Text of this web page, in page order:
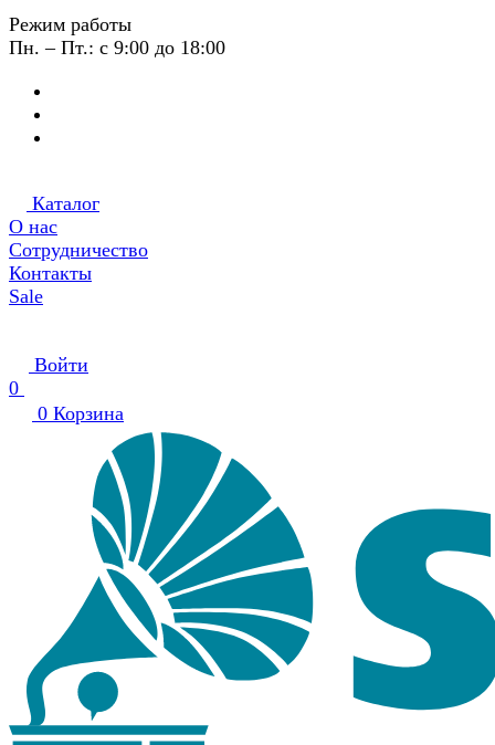
Режим работы
Пн. – Пт.: с 9:00 до 18:00
Каталог
О нас
Сотрудничество
Контакты
Sale
Войти
0
0 Корзина